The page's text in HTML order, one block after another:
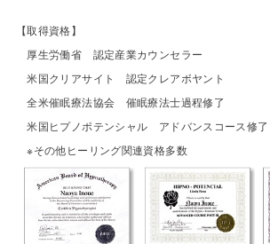
【取得資格】
厚生労働省 認定産業カウンセラー
米国クリアサイト 認定クレアボヤント
全米催眠療法協会 催眠療法士過程修了
米国ヒプノポテンシャル アドバンスコース修了
※その他ヒーリング関連資格多数